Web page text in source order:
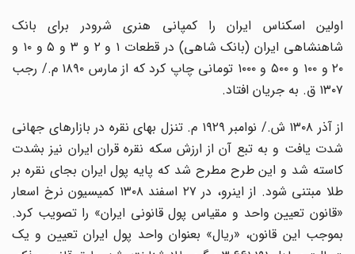
اولین اسکناس ایران را کمپانی هنری شرودر برای بانک
شاهنشاهی ایران (بانک شاهی) در قطعات ۱ و ۲ و ۳ و ۵ و ۱۰ و
۲۰ و ۱۰۰ و ۵۰۰ و ۱۰۰۰ تومانی چاپ کرد که از مارس ۱۸۹۰ م./ رجب
۱۳۰۷ ق. به جریان افتاد.
از آذر ۱۳۰۸ ش./ نوامبر ۱۹۲۹ م. تنزل بهای نقره در بازارهای جهانی
شدت یافت و به تبع آن از ارزش سکه نقره قران ایران نیز بشدت
کاسته شد و این طرح مطرح شد که پایه پول ایران بجای نقره بر
طلا مبتنی شود. از اینرو، در ۲۷ اسفند ۱۳۰۸ کمیسیون نرخ اسعار
«قانون تعیین واحد و مقیاس پول قانونی ایران» را تصویب کرد.
بموجب این قانون، «ریال» بعنوان واحد پول ایران تعیین و یک